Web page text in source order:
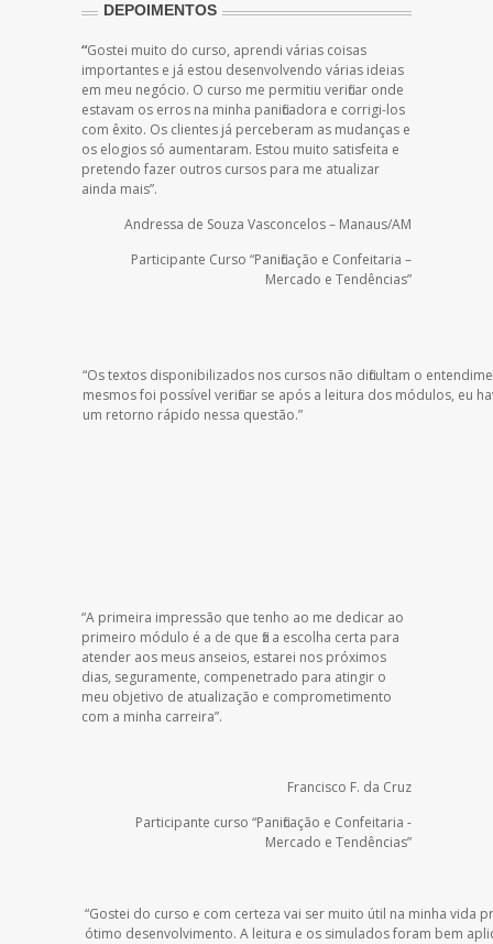
DEPOIMENTOS
“Gostei muito do curso, aprendi várias coisas
importantes e já estou desenvolvendo várias ideias
em meu negócio. O curso me permitiu verificar onde
estavam os erros na minha panificadora e corrigi-los
com êxito. Os clientes já perceberam as mudanças e
os elogios só aumentaram. Estou muito satisfeita e
pretendo fazer outros cursos para me atualizar
ainda mais”.
Andressa de Souza Vasconcelos – Manaus/AM
Participante Curso “Panificação e Confeitaria –
Mercado e Tendências”
“Os textos disponibilizados nos cursos não dificultam o
mesmos foi possível verificar se após a leitura dos módulos, eu
um retorno rápido nessa questão.”
“A primeira impressão que tenho ao me dedicar ao
primeiro módulo é a de que fiz a escolha certa para
atender aos meus anseios, estarei nos próximos
dias, seguramente, compenetrado para atingir o
meu objetivo de atualização e comprometimento
com a minha carreira”.
Francisco F. da Cruz
Participante curso “Panificação e Confeitaria -
Mercado e Tendências”
“Gostei do curso e com certeza vai ser muito útil na minha vida
ótimo desenvolvimento. A leitura e os simulados foram bem